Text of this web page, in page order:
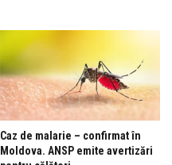
Caz de malarie – confirmat în
Moldova. ANSP emite avertizări